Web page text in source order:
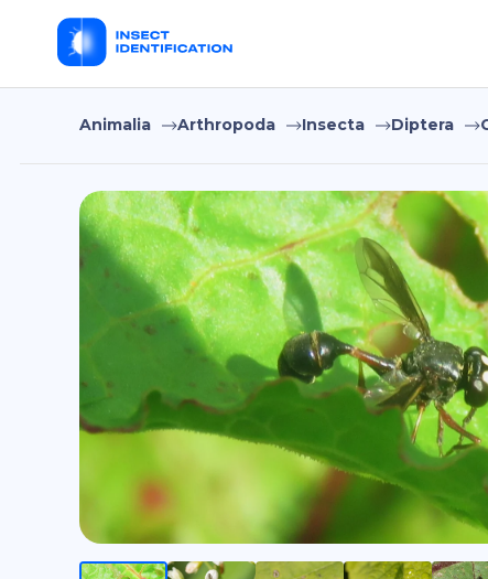
Animalia Arthropoda Insecta Diptera